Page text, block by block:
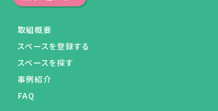
取組概要
スペースを登録する
スペースを探す
事例紹介
FAQ